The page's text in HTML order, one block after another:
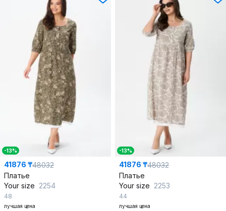
-13%
41876 ₸48032
Платье
Your size 2254
48
лучшая цена
-13%
41876 ₸48032
Платье
Your size 2253
44
лучшая цена